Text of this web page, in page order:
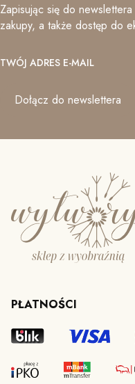
Zapisując się do
zakupy, a także dostęp do
TWÓJ ADRES E-MAIL
Dołącz do newslettera
PŁATNOŚCI